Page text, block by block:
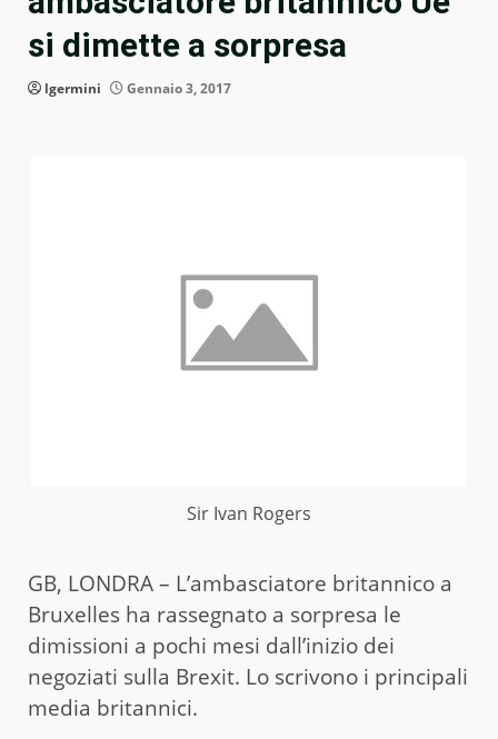
si dimette a sorpresa
lgermini Gennaio 3, 2017
Sir Ivan Rogers
GB, LONDRA – L’ambasciatore britannico a
Bruxelles ha rassegnato a sorpresa le
dimissioni a pochi mesi dall’inizio dei
negoziati sulla Brexit. Lo scrivono i principali
media britannici.